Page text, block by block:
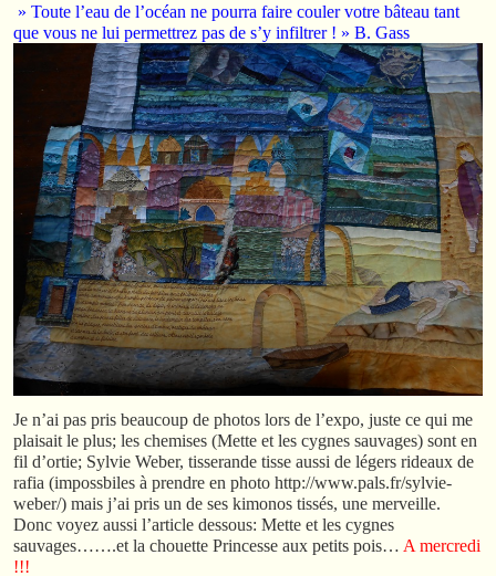
» Toute l’eau de l’océan ne pourra faire couler votre bâteau tant
que vous ne lui permettrez pas de s’y infiltrer ! » B. Gass
Je n’ai pas pris beaucoup de photos lors de l’expo, juste ce qui me
plaisait le plus; les chemises (Mette et les cygnes sauvages) sont en
fil d’ortie; Sylvie Weber, tisserande tisse aussi de légers rideaux de
rafia (impossbiles à prendre en photo http://www.pals.fr/sylvie-
weber/) mais j’ai pris un de ses kimonos tissés, une merveille.
Donc voyez aussi l’article dessous: Mette et les cygnes
sauvages…….et la chouette Princesse aux petits pois… A mercredi
!!!